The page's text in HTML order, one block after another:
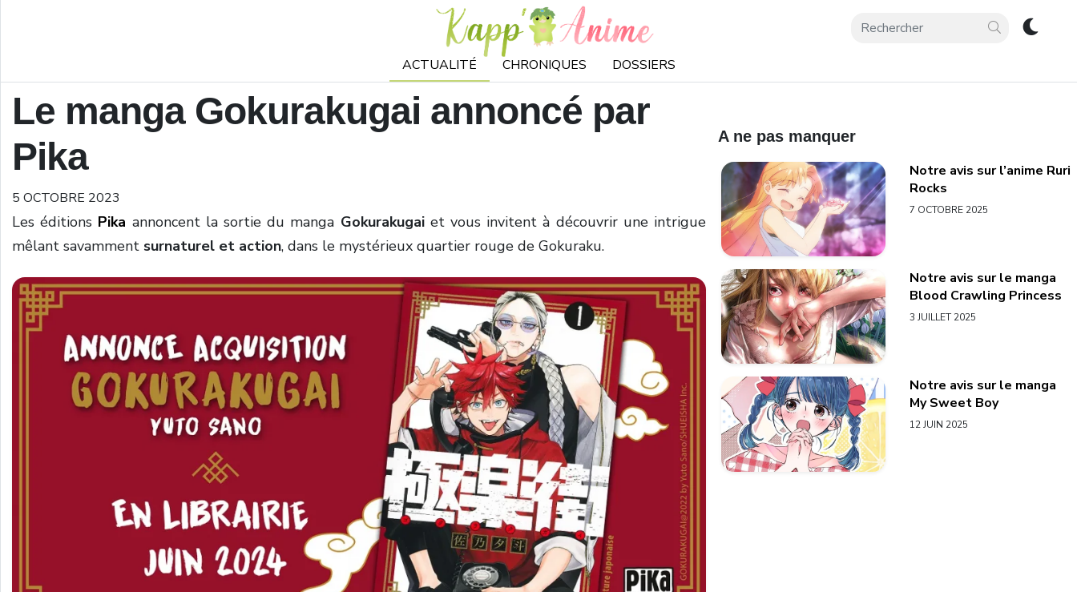
ACTUALITÉ CHRONIQUES DOSSIERS
Le manga Gokurakugai annoncé par
Pika
5 OCTOBRE 2023
Les éditions Pika annoncent la sortie du manga Gokurakugaiet vous invitent à découvrir une intrigue
mêlant savamment surnaturel et action, dans le mystérieux quartier rouge de Gokuraku.
A ne pas manquer
Notre avis sur l’anime Ruri
Rocks
7 OCTOBRE 2025
Notre avis sur le manga
Blood Crawling Princess
3 JUILLET 2025
Notre avis sur le manga
My Sweet Boy
12 JUIN 2025